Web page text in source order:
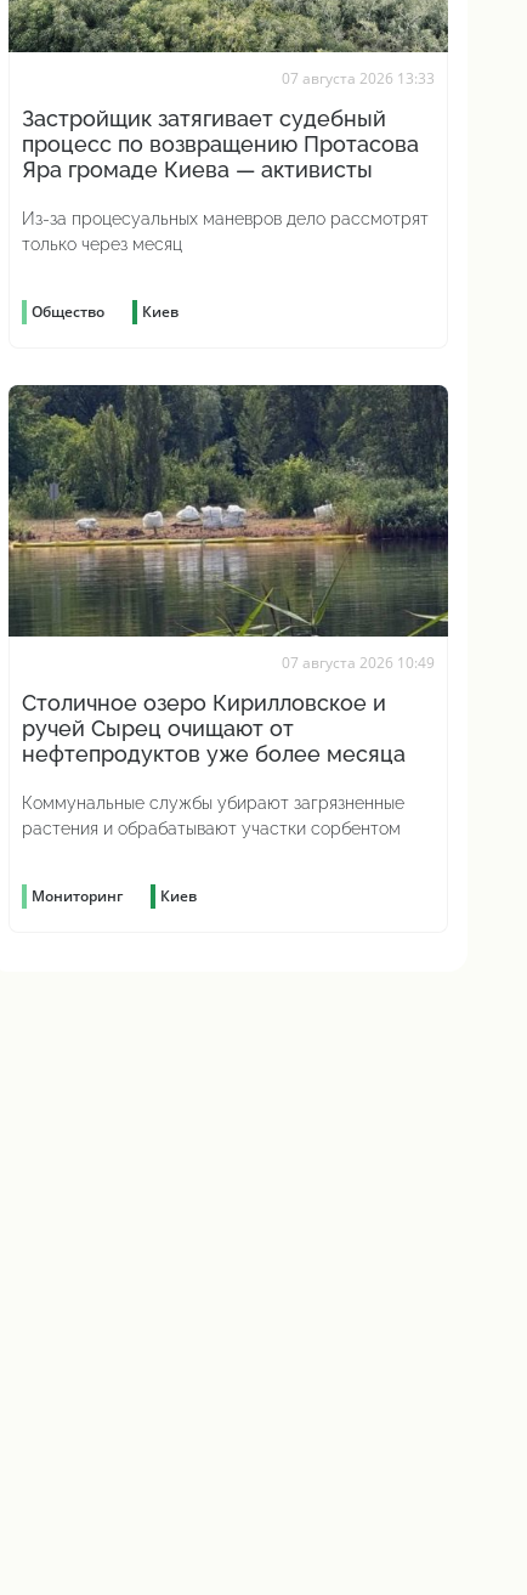
07 августа 2026 13:33
Застройщик затягивает судебный
процесс по возвращению Протасова
Яра громаде Киева — активисты
Из-за процесуальных маневров дело рассмотрят
только через месяц
Общество Киев
07 августа 2026 10:49
Столичное озеро Кирилловское и
ручей Сырец очищают от
нефтепродуктов уже более месяца
Коммунальные службы убирают загрязненные
растения и обрабатывают участки сорбентом
Мониторинг Киев